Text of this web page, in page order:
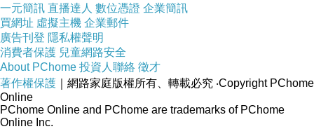
一元簡訊 直播達人 數位憑證 企業簡訊
買網址 虛擬主機 企業郵件
廣告刊登 隱私權聲明
消費者保護 兒童網路安全
About PChome 投資人聯絡 徵才
著作權保護 ｜網路家庭版權所有、轉載必究 ‧Copyright PChome
Online
PChome Online and PChome are trademarks of PChome
Online Inc.